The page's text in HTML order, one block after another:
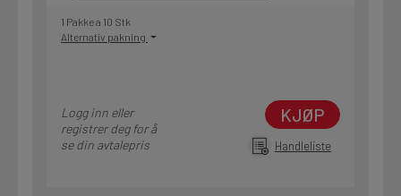
1 Pakke a 10 Stk
Alternativ pakning
Logg inn eller
registrer deg for å
se din avtalepris
KJØP
Handleliste